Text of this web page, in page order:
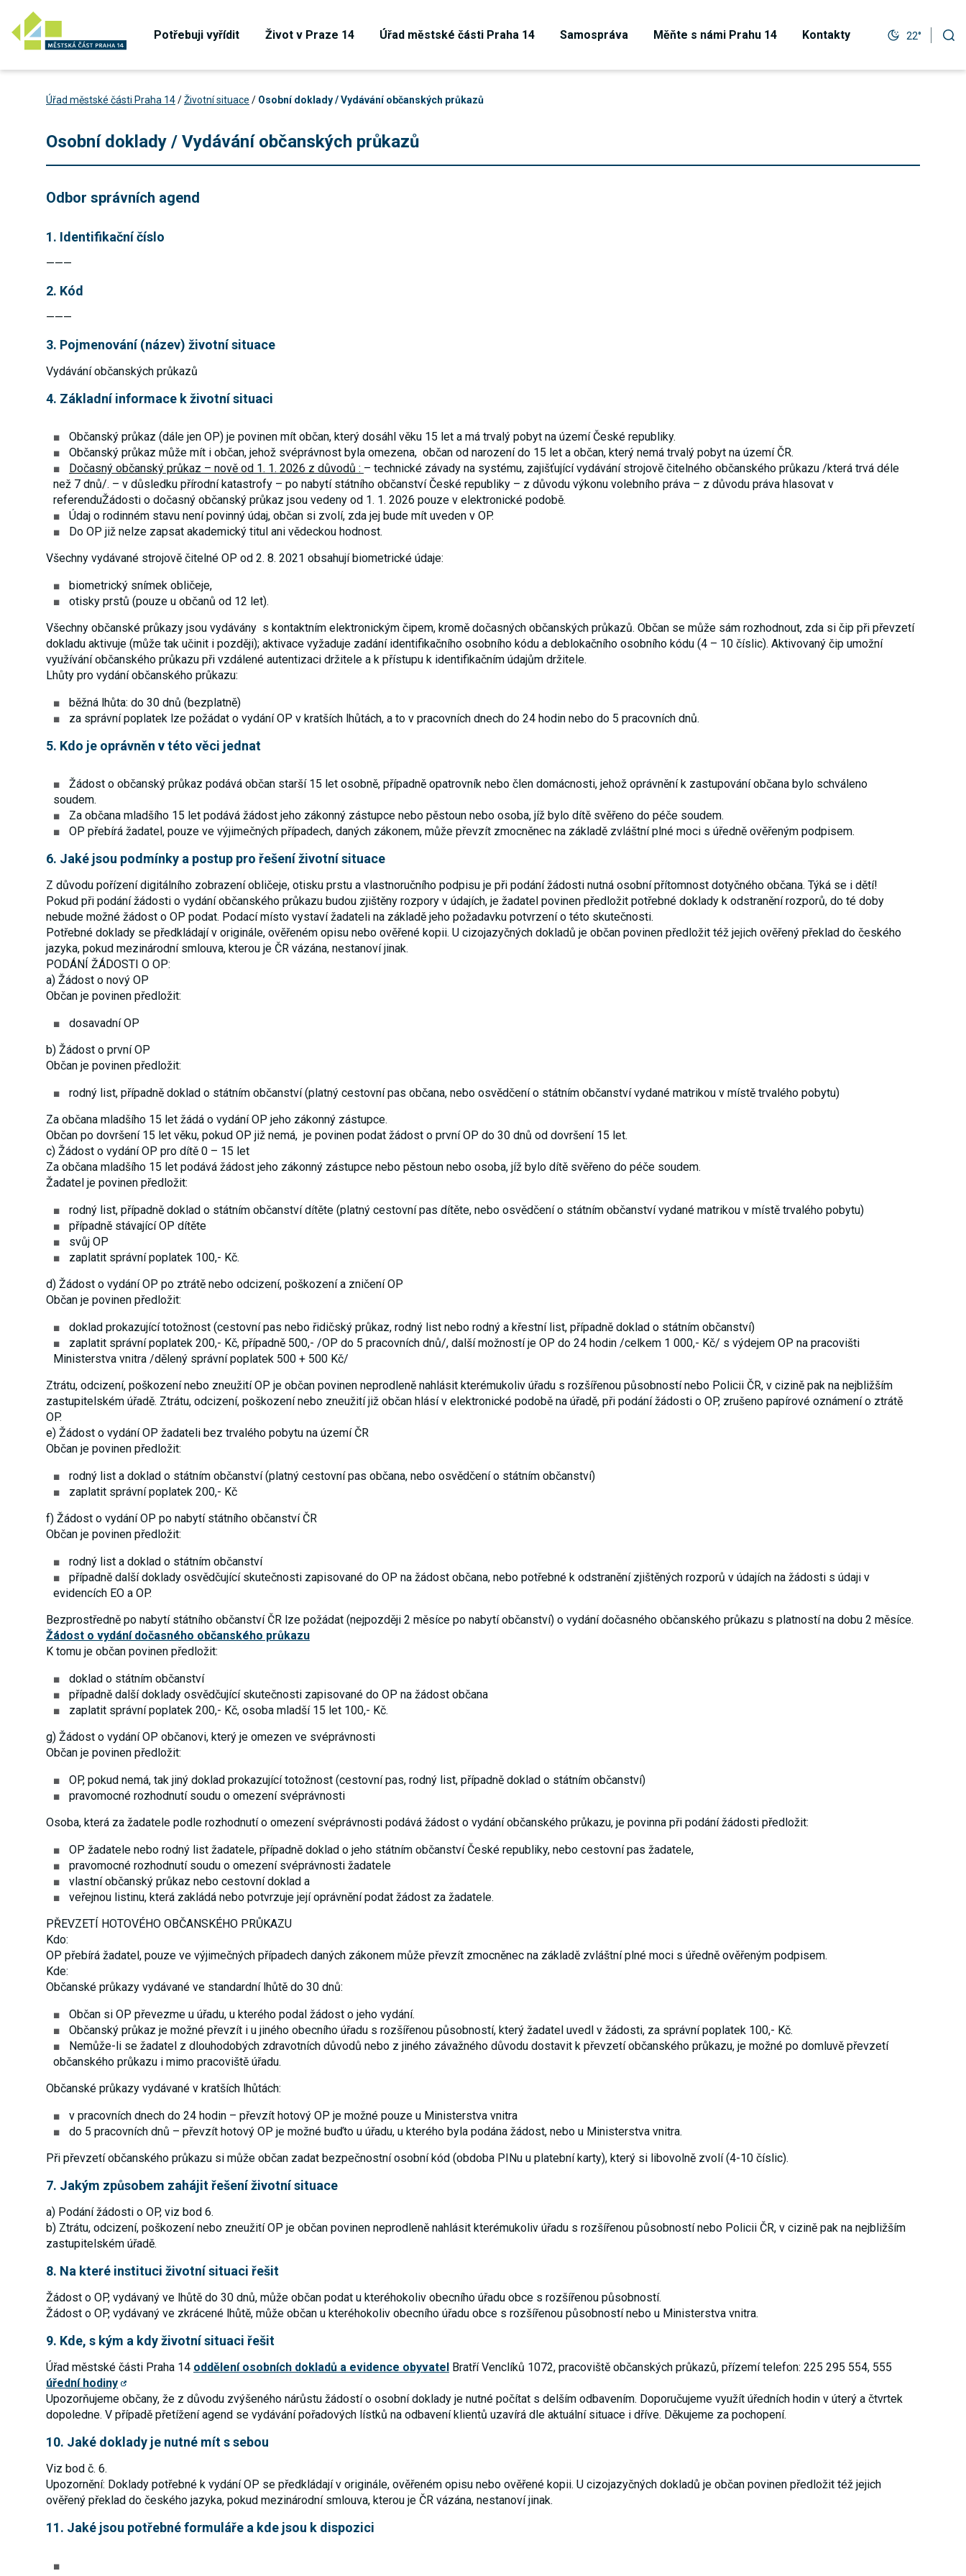
Potřebuji vyřídit Život v Praze 14 Úřad městské části Praha 14 Samospráva Měňte s námi Prahu 14 Kontakty 22°
Úřad městské části Praha 14/Životní situace / Osobní doklady / Vydávání občanských průkazů
Osobní doklady / Vydávání občanských průkazů
Odbor správních agend
1. Identifikační číslo
———
2. Kód
———
3. Pojmenování (název) životní situace
Vydávání občanských průkazů
4. Základní informace k životní situaci
Občanský průkaz (dále jen OP) je povinen mít občan, který dosáhl věku 15 let a má trvalý pobyt na území České republiky.
Občanský průkaz může mít i občan, jehož svéprávnost byla omezena, občan od narození do 15 let a občan, který nemá trvalý pobyt na území ČR.
Dočasný občanský průkaz – nově od 1. 1. 2026 z důvodů : – technické závady na systému, zajišťující vydávání strojově čitelného občanského průkazu /která trvá déle
než 7 dnů/. – v důsledku přírodní katastrofy – po nabytí státního občanství České republiky – z důvodu výkonu volebního práva – z důvodu práva hlasovat v
referenduŽádosti o dočasný občanský průkaz jsou vedeny od 1. 1. 2026 pouze v elektronické podobě.
Údaj o rodinném stavu není povinný údaj, občan si zvolí, zda jej bude mít uveden v OP.
Do OP již nelze zapsat akademický titul ani vědeckou hodnost.
Všechny vydávané strojově čitelné OP od 2. 8. 2021 obsahují biometrické údaje:
biometrický snímek obličeje,
otisky prstů (pouze u občanů od 12 let).
Všechny občanské průkazy jsou vydávány s kontaktním elektronickým čipem, kromě dočasných občanských průkazů. Občan se může sám rozhodnout, zda si čip při převzetí
dokladu aktivuje (může tak učinit i později); aktivace vyžaduje zadání identifikačního osobního kódu a deblokačního osobního kódu (4 – 10 číslic). Aktivovaný čip umožní
využívání občanského průkazu při vzdálené autentizaci držitele a k přístupu k identifikačním údajům držitele.
Lhůty pro vydání občanského průkazu:
běžná lhůta: do 30 dnů (bezplatně)
za správní poplatek lze požádat o vydání OP v kratších lhůtách, a to v pracovních dnech do 24 hodin nebo do 5 pracovních dnů.
5. Kdo je oprávněn v této věci jednat
Žádost o občanský průkaz podává občan starší 15 let osobně, případně opatrovník nebo člen domácnosti, jehož oprávnění k zastupování občana bylo schváleno
soudem.
Za občana mladšího 15 let podává žádost jeho zákonný zástupce nebo pěstoun nebo osoba, jíž bylo dítě svěřeno do péče soudem.
OP přebírá žadatel, pouze ve výjimečných případech, daných zákonem, může převzít zmocněnec na základě zvláštní plné moci s úředně ověřeným podpisem.
6. Jaké jsou podmínky a postup pro řešení životní situace
Z důvodu pořízení digitálního zobrazení obličeje, otisku prstu a vlastnoručního podpisu je při podání žádosti nutná osobní přítomnost dotyčného občana. Týká se i dětí!
Pokud při podání žádosti o vydání občanského průkazu budou zjištěny rozpory v údajích, je žadatel povinen předložit potřebné doklady k odstranění rozporů, do té doby
nebude možné žádost o OP podat. Podací místo vystaví žadateli na základě jeho požadavku potvrzení o této skutečnosti.
Potřebné doklady se předkládají v originále, ověřeném opisu nebo ověřené kopii. U cizojazyčných dokladů je občan povinen předložit též jejich ověřený překlad do českého
jazyka, pokud mezinárodní smlouva, kterou je ČR vázána, nestanoví jinak.
PODÁNÍ ŽÁDOSTI O OP:
a) Žádost o nový OP
Občan je povinen předložit:
dosavadní OP
b) Žádost o první OP
Občan je povinen předložit:
rodný list, případně doklad o státním občanství (platný cestovní pas občana, nebo osvědčení o státním občanství vydané matrikou v místě trvalého pobytu)
Za občana mladšího 15 let žádá o vydání OP jeho zákonný zástupce.
Občan po dovršení 15 let věku, pokud OP již nemá, je povinen podat žádost o první OP do 30 dnů od dovršení 15 let.
c) Žádost o vydání OP pro dítě 0 – 15 let
Za občana mladšího 15 let podává žádost jeho zákonný zástupce nebo pěstoun nebo osoba, jíž bylo dítě svěřeno do péče soudem.
Žadatel je povinen předložit:
rodný list, případně doklad o státním občanství dítěte (platný cestovní pas dítěte, nebo osvědčení o státním občanství vydané matrikou v místě trvalého pobytu)
případně stávající OP dítěte
svůj OP
zaplatit správní poplatek 100,- Kč.
d) Žádost o vydání OP po ztrátě nebo odcizení, poškození a zničení OP
Občan je povinen předložit:
doklad prokazující totožnost (cestovní pas nebo řidičský průkaz, rodný list nebo rodný a křestní list, případně doklad o státním občanství)
zaplatit správní poplatek 200,- Kč, případně 500,- /OP do 5 pracovních dnů/, další možností je OP do 24 hodin /celkem 1 000,- Kč/ s výdejem OP na pracovišti
Ministerstva vnitra /dělený správní poplatek 500 + 500 Kč/
Ztrátu, odcizení, poškození nebo zneužití OP je občan povinen neprodleně nahlásit kterémukoliv úřadu s rozšířenou působností nebo Policii ČR, v cizině pak na nejbližším
zastupitelském úřadě. Ztrátu, odcizení, poškození nebo zneužití již občan hlásí v elektronické podobě na úřadě, při podání žádosti o OP, zrušeno papírové oznámení o ztrátě
OP.
e) Žádost o vydání OP žadateli bez trvalého pobytu na území ČR
Občan je povinen předložit:
rodný list a doklad o státním občanství (platný cestovní pas občana, nebo osvědčení o státním občanství)
zaplatit správní poplatek 200,- Kč
f) Žádost o vydání OP po nabytí státního občanství ČR
Občan je povinen předložit:
rodný list a doklad o státním občanství
případně další doklady osvědčující skutečnosti zapisované do OP na žádost občana, nebo potřebné k odstranění zjištěných rozporů v údajích na žádosti s údaji v
evidencích EO a OP.
Bezprostředně po nabytí státního občanství ČR lze požádat (nejpozději 2 měsíce po nabytí občanství) o vydání dočasného občanského průkazu s platností na dobu 2 měsíce.
Žádost o vydání dočasného občanského průkazu
K tomu je občan povinen předložit:
doklad o státním občanství
případně další doklady osvědčující skutečnosti zapisované do OP na žádost občana
zaplatit správní poplatek 200,- Kč, osoba mladší 15 let 100,- Kč.
g) Žádost o vydání OP občanovi, který je omezen ve svéprávnosti
Občan je povinen předložit:
OP, pokud nemá, tak jiný doklad prokazující totožnost (cestovní pas, rodný list, případně doklad o státním občanství)
pravomocné rozhodnutí soudu o omezení svéprávnosti
Osoba, která za žadatele podle rozhodnutí o omezení svéprávnosti podává žádost o vydání občanského průkazu, je povinna při podání žádosti předložit:
OP žadatele nebo rodný list žadatele, případně doklad o jeho státním občanství České republiky, nebo cestovní pas žadatele,
pravomocné rozhodnutí soudu o omezení svéprávnosti žadatele
vlastní občanský průkaz nebo cestovní doklad a
veřejnou listinu, která zakládá nebo potvrzuje její oprávnění podat žádost za žadatele.
PŘEVZETÍ HOTOVÉHO OBČANSKÉHO PRŮKAZU
Kdo:
OP přebírá žadatel, pouze ve výjimečných případech daných zákonem může převzít zmocněnec na základě zvláštní plné moci s úředně ověřeným podpisem.
Kde:
Občanské průkazy vydávané ve standardní lhůtě do 30 dnů:
Občan si OP převezme u úřadu, u kterého podal žádost o jeho vydání.
Občanský průkaz je možné převzít i u jiného obecního úřadu s rozšířenou působností, který žadatel uvedl v žádosti, za správní poplatek 100,- Kč.
Nemůže-li se žadatel z dlouhodobých zdravotních důvodů nebo z jiného závažného důvodu dostavit k převzetí občanského průkazu, je možné po domluvě převzetí
občanského průkazu i mimo pracoviště úřadu.
Občanské průkazy vydávané v kratších lhůtách:
v pracovních dnech do 24 hodin – převzít hotový OP je možné pouze u Ministerstva vnitra
do 5 pracovních dnů – převzít hotový OP je možné buďto u úřadu, u kterého byla podána žádost, nebo u Ministerstva vnitra.
Při převzetí občanského průkazu si může občan zadat bezpečnostní osobní kód (obdoba PINu u platební karty), který si libovolně zvolí (4-10 číslic).
7. Jakým způsobem zahájit řešení životní situace
a) Podání žádosti o OP, viz bod 6.
b) Ztrátu, odcizení, poškození nebo zneužití OP je občan povinen neprodleně nahlásit kterémukoliv úřadu s rozšířenou působností nebo Policii ČR, v cizině pak na nejbližším
zastupitelském úřadě.
8. Na které instituci životní situaci řešit
Žádost o OP, vydávaný ve lhůtě do 30 dnů, může občan podat u kteréhokoliv obecního úřadu obce s rozšířenou působností.
Žádost o OP, vydávaný ve zkrácené lhůtě, může občan u kteréhokoliv obecního úřadu obce s rozšířenou působností nebo u Ministerstva vnitra.
9. Kde, s kým a kdy životní situaci řešit
Úřad městské části Praha 14 oddělení osobních dokladů a evidence obyvatel Bratří Venclíků 1072, pracoviště občanských průkazů, přízemítelefon: 225 295 554, 555
úřední hodiny
Upozorňujeme občany, že z důvodu zvýšeného nárůstu žádostí o osobní doklady je nutné počítat s delším odbavením. Doporučujeme využít úředních hodin v úterý a čtvrtek
dopoledne. V případě přetížení agend se vydávání pořadových lístků na odbavení klientů uzavírá dle aktuální situace i dříve. Děkujeme za pochopení.
10. Jaké doklady je nutné mít s sebou
Viz bod č. 6.
Upozornění: Doklady potřebné k vydání OP se předkládají v originále, ověřeném opisu nebo ověřené kopii. U cizojazyčných dokladů je občan povinen předložit též jejich
ověřený překlad do českého jazyka, pokud mezinárodní smlouva, kterou je ČR vázána, nestanoví jinak.
11. Jaké jsou potřebné formuláře a kde jsou k dispozici
technických
cookies na
našem webu.
Z tohoto
důvodu
technické
cookies
Analytické
cookies nám
umožňují
měření
kampaní.
návštěv
našich
stránek. Data
získaná
pomocí těchto
bez použití
identifikátorů,
které ukazují
na konkrétní
uživatelé
našeho webu.
našich
Používáme rovněž
abychom
přizpůsobili naše
Reklamní cookies
používáme my
nebo naši partneři,
vhodné obsahy
nebo reklamy jak na
našich stránkách,
zájmech, tak zvané
pseudonymizované
používány pouze
pseudonymizované
souhlas, nebudete